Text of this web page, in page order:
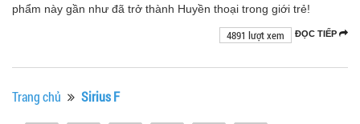
phẩm này gần như đã trở thành Huyền thoại trong giới trẻ!
ĐỌC TIẾP
4891 lượt xem
Trang chủ Sirius F